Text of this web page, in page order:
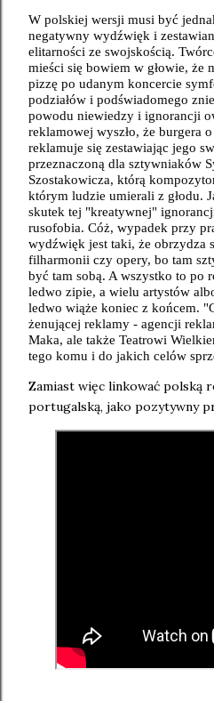
W polskiej wersji musi być
negatywny wydźwięk i
elitarności ze swojskością.
mieści się bowiem w głowie, że
pizzę po udanym koncercie
podziałów i podświadomego
powodu niewiedzy i ignorancji
reklamowej wyszło, że burgera
reklamuje się zestawiając jego
przeznaczoną dla sztywniaków
Szostakowicza, którą
którym ludzie umierali z głodu.
skutek tej "kreatywnej"
rusofobia. Cóż, wypadek przy
wydźwięk jest taki, że obrzydza
filharmonii czy opery, bo tam
być tam sobą. A wszystko to po
ledwo zipie, a wielu artystów
ledwo wiąże koniec z końcem.
żenującej reklamy - agencji
Maka, ale także Teatrowi
tego komu i do jakich celów
Zamiast więc linkować polską
portugalską, jako pozytywny